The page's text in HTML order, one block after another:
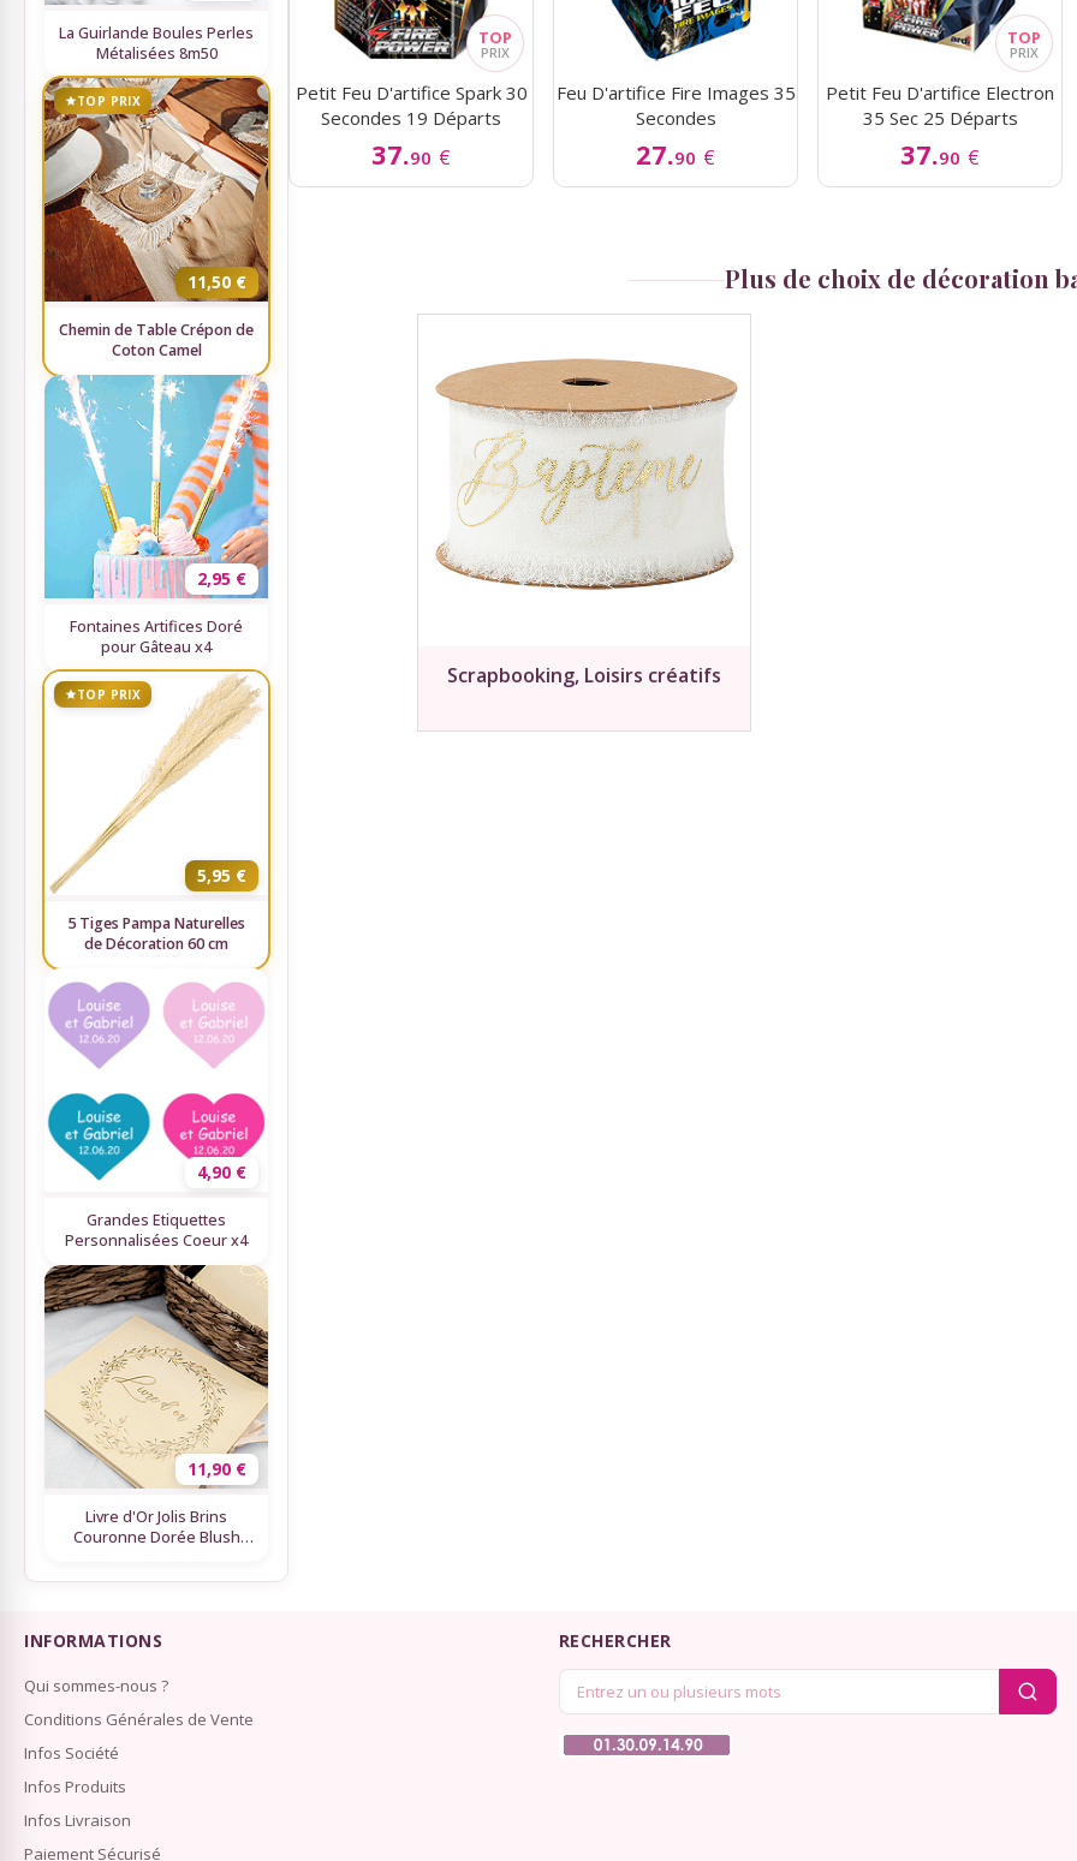
La Guirlande Boules Perles
Métalisées 8m50
TOP PRIX
11,50 €
Chemin de Table Crépon de
Coton Camel
2,95 €
Fontaines Artifices Doré
pour Gâteau x4
TOP PRIX
5,95 €
5 Tiges Pampa Naturelles
de Décoration 60 cm
4,90 €
Grandes Etiquettes
Personnalisées Coeur x4
11,90 €
Livre d'Or Jolis Brins
Couronne Dorée Blush
Petit Feu D'artifice Spark 30
Secondes 19 Départs
37.90 €
Feu D'artifice Fire Images 35
Secondes
27.90 €
Petit Feu D'artifice Electron
35 Sec 25 Départs
37.90 €
Plus de choix de décoration
Scrapbooking, Loisirs créatifs
INFORMATIONS
Qui sommes-nous ?
Conditions Générales de Vente
Infos Société
Infos Produits
Infos Livraison
Paiement Sécurisé
RECHERCHER